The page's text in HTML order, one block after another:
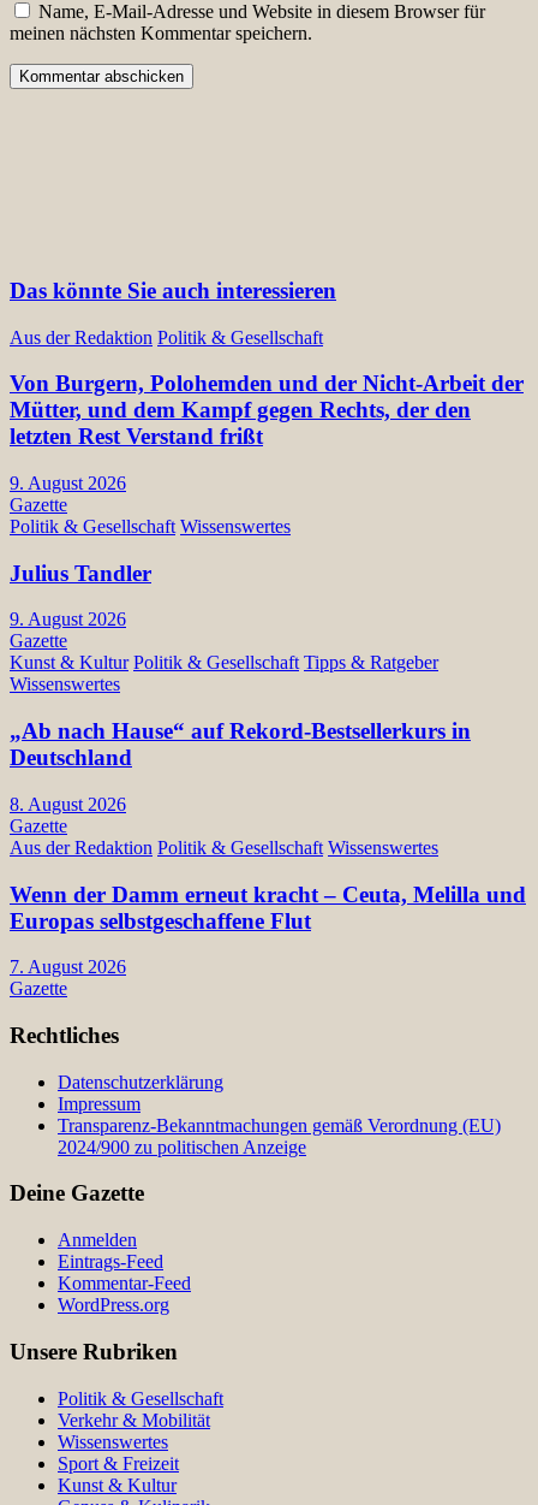
Name, E-Mail-Adresse und Website in diesem Browser für
meinen nächsten Kommentar speichern.
Das könnte Sie auch interessieren
Aus der Redaktion Politik & Gesellschaft
Von Burgern, Polohemden und der Nicht-Arbeit der
Mütter, und dem Kampf gegen Rechts, der den
letzten Rest Verstand frißt
9. August 2026
Gazette
Politik & Gesellschaft Wissenswertes
Julius Tandler
9. August 2026
Gazette
Kunst & Kultur Politik & Gesellschaft Tipps & Ratgeber
Wissenswertes
„Ab nach Hause“ auf Rekord-Bestsellerkurs in
Deutschland
8. August 2026
Gazette
Aus der Redaktion Politik & Gesellschaft Wissenswertes
Wenn der Damm erneut kracht – Ceuta, Melilla und
Europas selbstgeschaffene Flut
7. August 2026
Gazette
Rechtliches
Datenschutzerklärung
Impressum
Transparenz-Bekanntmachungen gemäß Verordnung (EU)
2024/900 zu politischen Anzeige
Deine Gazette
Anmelden
Eintrags-Feed
Kommentar-Feed
WordPress.org
Unsere Rubriken
Politik & Gesellschaft
Verkehr & Mobilität
Wissenswertes
Sport & Freizeit
Kunst & Kultur